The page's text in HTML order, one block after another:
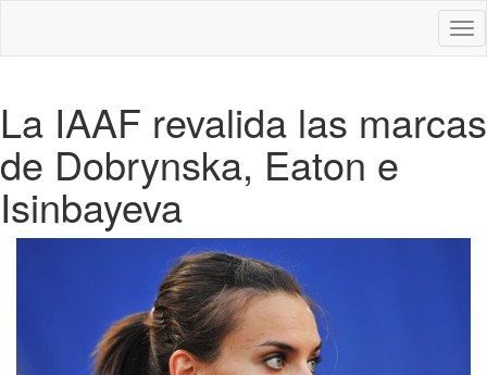
La IAAF revalida las marcas
de Dobrynska, Eaton e
Isinbayeva